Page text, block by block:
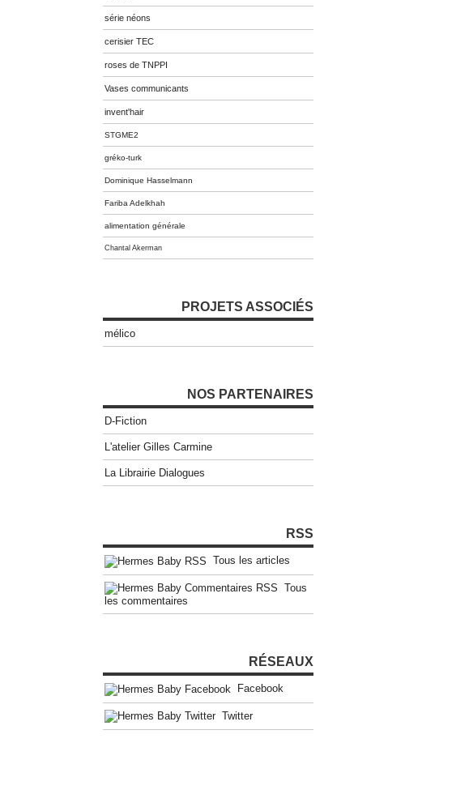
série néons
cerisier TEC
roses de TNPPI
Vases communicants
invent'hair
STGME2
gréko-turk
Dominique Hasselmann
Fariba Adelkhah
alimentation générale
Chantal Akerman
PROJETS ASSOCIÉS
mélico
NOS PARTENAIRES
D-Fiction
L'atelier Gilles Carmine
La Librairie Dialogues
RSS
Tous les articles
Tous
les commentaires
RÉSEAUX
Facebook
Twitter